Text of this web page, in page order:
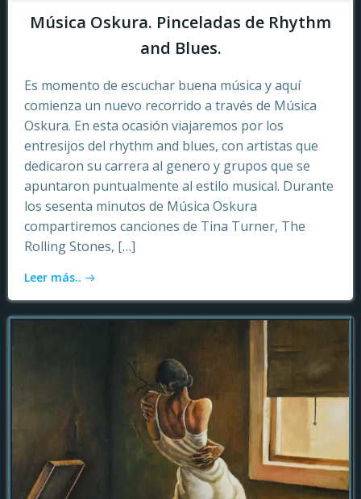
Música Oskura. Pinceladas de Rhythm
and Blues.
Es momento de escuchar buena música y aquí
comienza un nuevo recorrido a través de Música
Oskura. En esta ocasión viajaremos por los
entresijos del rhythm and blues, con artistas que
dedicaron su carrera al genero y grupos que se
apuntaron puntualmente al estilo musical. Durante
los sesenta minutos de Música Oskura
compartiremos canciones de Tina Turner, The
Rolling Stones, […]
Leer más..